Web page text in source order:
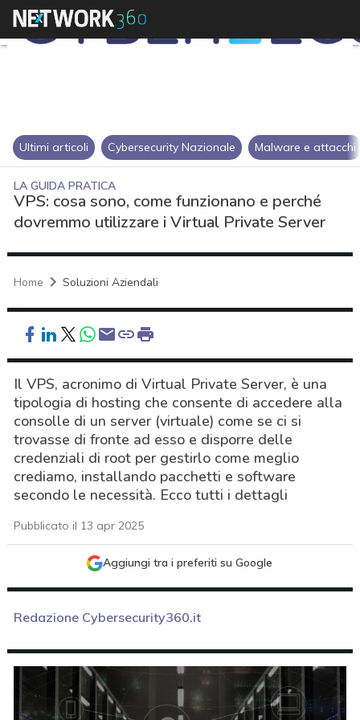
Ultimi articoli Cybersecurity Nazionale Malware e attacchi
LA GUIDA PRATICA
VPS: cosa sono, come funzionano e perché
dovremmo utilizzare i Virtual Private Server
Home Soluzioni Aziendali
Il VPS, acronimo di Virtual Private Server, è una
tipologia di hosting che consente di accedere alla
consolle di un server (virtuale) come se ci si
trovasse di fronte ad esso e disporre delle
credenziali di root per gestirlo come meglio
crediamo, installando pacchetti e software
secondo le necessità. Ecco tutti i dettagli
Pubblicato il 13 apr 2025
Aggiungi tra i preferiti su Google
Redazione Cybersecurity360.it